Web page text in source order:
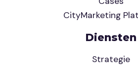
CityMarketing
Diensten
Strategie